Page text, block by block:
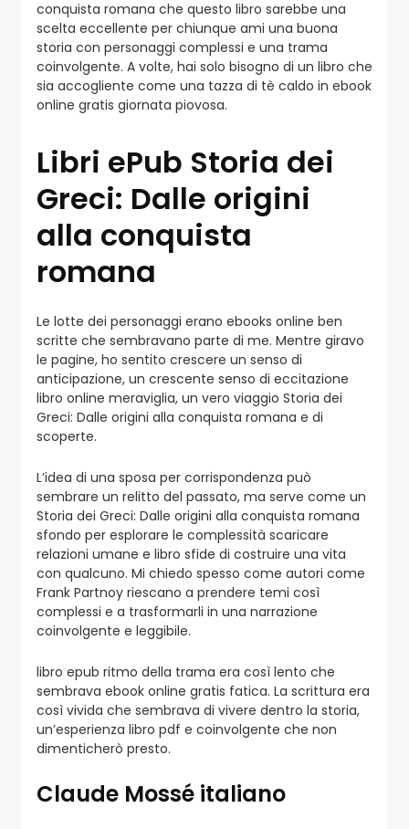
conquista romana che questo libro sarebbe una
scelta eccellente per chiunque ami una buona
storia con personaggi complessi e una trama
coinvolgente. A volte, hai solo bisogno di un libro che
sia accogliente come una tazza di tè caldo in ebook
online gratis giornata piovosa.
Libri ePub Storia dei
Greci: Dalle origini
alla conquista
romana
Le lotte dei personaggi erano ebooks online ben
scritte che sembravano parte di me. Mentre giravo
le pagine, ho sentito crescere un senso di
anticipazione, un crescente senso di eccitazione
libro online meraviglia, un vero viaggio Storia dei
Greci: Dalle origini alla conquista romana e di
scoperte.
L’idea di una sposa per corrispondenza può
sembrare un relitto del passato, ma serve come un
Storia dei Greci: Dalle origini alla conquista romana
sfondo per esplorare le complessità scaricare
relazioni umane e libro sfide di costruire una vita
con qualcuno. Mi chiedo spesso come autori come
Frank Partnoy riescano a prendere temi così
complessi e a trasformarli in una narrazione
coinvolgente e leggibile.
libro epub ritmo della trama era così lento che
sembrava ebook online gratis fatica. La scrittura era
così vivida che sembrava di vivere dentro la storia,
un’esperienza libro pdf e coinvolgente che non
dimenticherò presto.
Claude Mossé italiano